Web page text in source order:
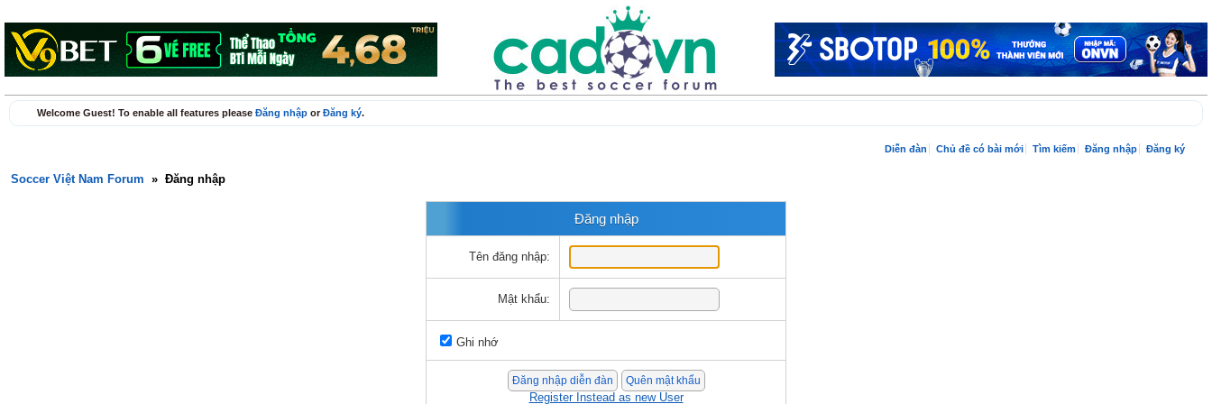
Welcome Guest! To enable all features please Đăng nhập orĐăng ký.
Diễn đàn Chủ đề có bài mới Tìm kiếm Đăng nhập Đăng ký
Soccer Việt Nam Forum » Đăng nhập
Đăng nhập
Tên đăng nhập:
Mật khẩu:
Ghi nhớ
Register Instead as new User